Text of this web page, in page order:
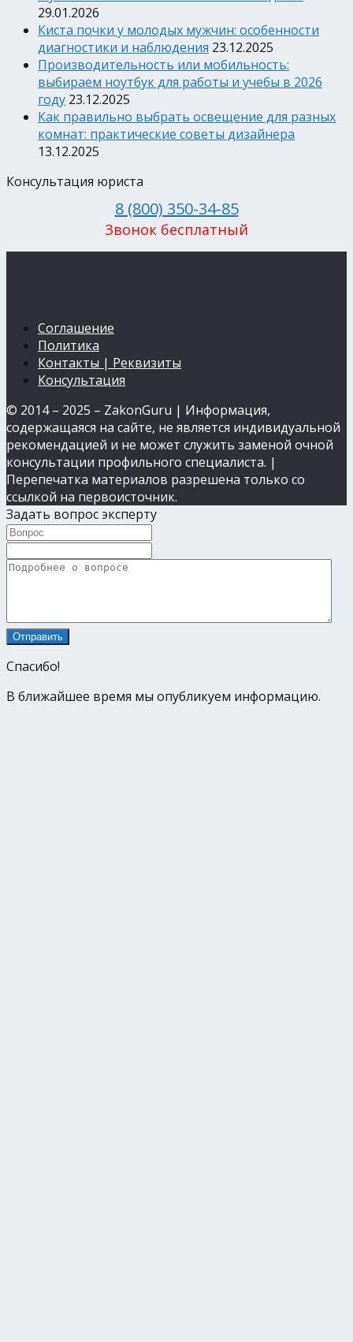
29.01.2026
Киста почки у молодых мужчин: особенности
диагностики и наблюдения 23.12.2025
Производительность или мобильность:
выбираем ноутбук для работы и учебы в 2026
году 23.12.2025
Как правильно выбрать освещение для разных
комнат: практические советы дизайнера
13.12.2025
Консультация юриста
8 (800) 350-34-85
Звонок бесплатный
Соглашение
Политика
Контакты | Реквизиты
Консультация
© 2014 – 2025 – ZakonGuru | Информация,
содержащаяся на сайте, не является индивидуальной
рекомендацией и не может служить заменой очной
консультации профильного специалиста. |
Перепечатка материалов разрешена только со
ссылкой на первоисточник.
Задать вопрос эксперту
Спасибо!
В ближайшее время мы опубликуем информацию.